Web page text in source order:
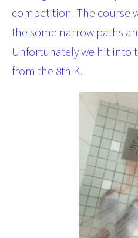
competition. The course
the some narrow paths
Unfortunately we hit into
from the 8th K.